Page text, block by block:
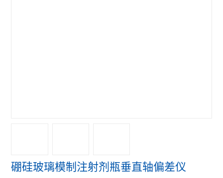
硼硅玻璃模制注射剂瓶垂直轴偏差仪